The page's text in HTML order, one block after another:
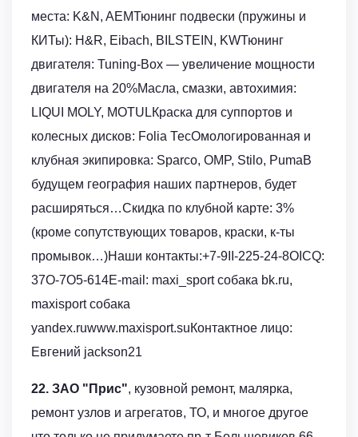
места: K&N, AEMТюнинг подвески (пружины и
КИТы): H&R, Eibach, BILSTEIN, KWТюнинг
двигателя: Tuning-Box — увеличение мощности
двигателя на 20%Масла, смазки, автохимия:
LIQUI MOLY, MOTULКраска для суппортов и
колесных дисков: Folia ТесОмологированная и
клубная экипировка: Sparco, OMP, Stilo, PumaВ
будущем география наших партнеров, будет
расширяться…Скидка по клубной карте: 3%
(кроме сопутствующих товаров, краски, к-ты
промывок…)Наши контакты:+7-9II-225-24-8ОICQ:
37О-7О5-614E-mail: maxi_sport собака bk.ru,
maxisport собака
yandex.ruwww.maxisport.suКонтактное лицо:
Евгений jackson21
22. ЗАО "Прис", кузовной ремонт, малярка,
ремонт узлов и агрегатов, ТО, и многое другое